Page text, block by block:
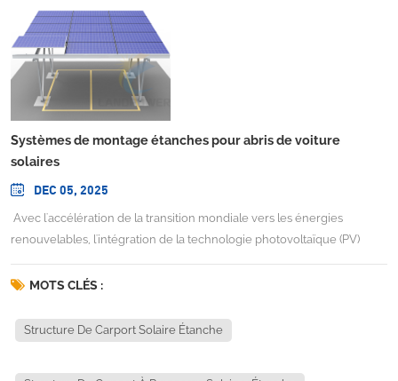
Systèmes de montage étanches pour abris de voiture
solaires
DEC 05, 2025
Avec l'accélération de la transition mondiale vers les énergies
renouvelables, l'intégration de la technologie photovoltaïque (PV)
d'optimiser l'utilisation des sols et de réduire les émissions de carbone.
voiture solaires étanches Ces systèmes ont rapidement gagné en
popularité dans les secteurs commercial, industriel et résidentiel. Ils
MOTS CLÉS :
Structure De Carport Solaire Étanche